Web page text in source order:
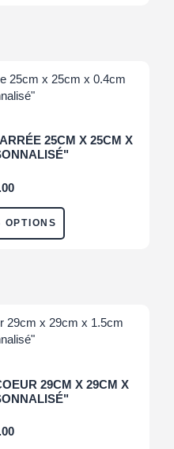
25CM X 25CM X
OPTIONS
29CM X 29CM X